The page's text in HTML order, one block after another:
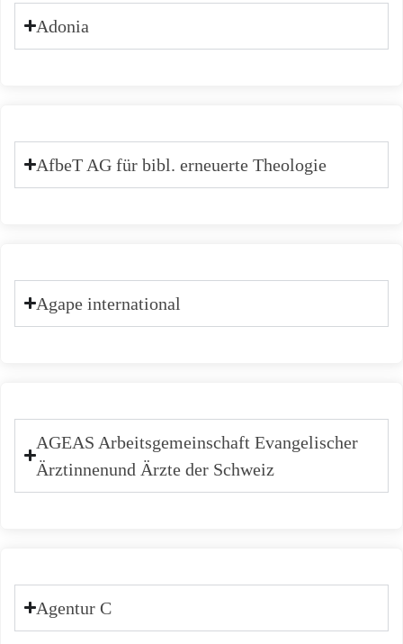
Adonia
AfbeT AG für bibl. erneuerte Theologie
Agape international
AGEAS Arbeitsgemeinschaft Evangelischer
Ärztinnenund Ärzte der Schweiz
Agentur C